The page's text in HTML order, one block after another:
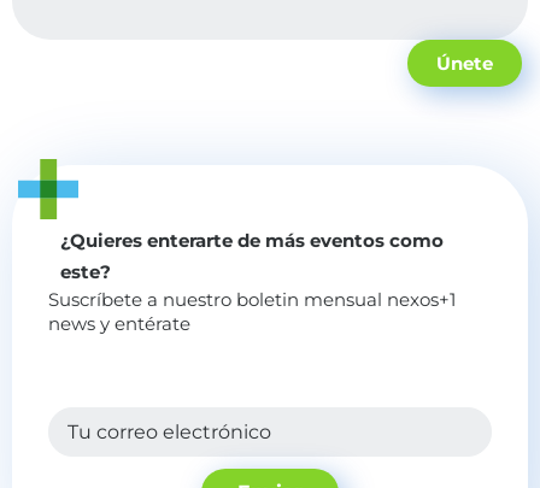
Únete
¿Quieres enterarte de más eventos como
este?
Suscríbete a nuestro boletin mensual nexos+1
news y entérate
Tu correo electrónico